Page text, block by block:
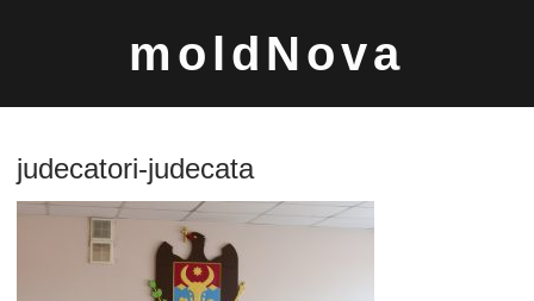
moldNova
judecatori-judecata